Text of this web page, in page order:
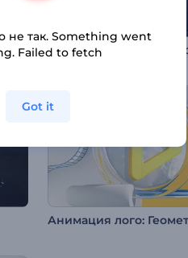
с логотипом
не так. Something went
Failed to fetch
Got it